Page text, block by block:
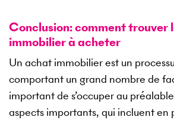
Conclusion: comment trouver
immobilier à acheter
Un achat immobilier est un
comportant un grand nombre de
important de s’occuper au
aspects importants, qui incluent en